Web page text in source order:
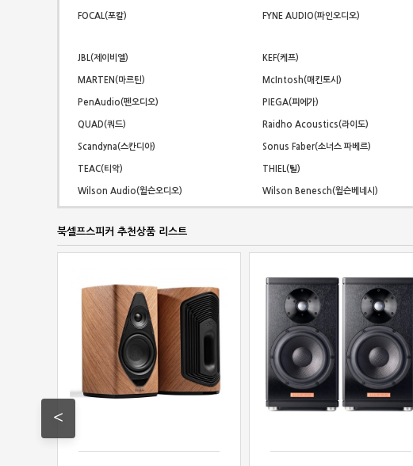
FOCAL(포칼) FYNE AUDIO(파인오디오)
JBL(제이비엘) KEF(케프)
MARTEN(마르틴) McIntosh(매킨토시)
PenAudio(펜오디오) PIEGA(피에가)
QUAD(쿼드) Raidho Acoustics(라이도)
Scandyna(스칸디아) Sonus Faber(소너스 파베르)
TEAC(티악) THIEL(틸)
Wilson Audio(윌슨오디오) Wilson Benesch(윌슨베네시)
북셀프스피커 추천상품 리스트
<